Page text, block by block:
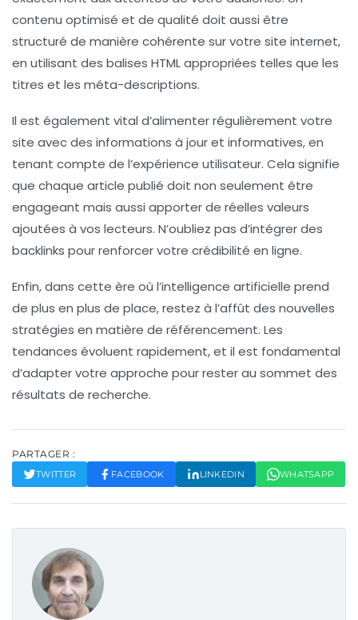
contenu optimisé et de qualité doit aussi être
structuré de manière cohérente sur votre site internet,
en utilisant des balises HTML appropriées telles que les
titres et les méta-descriptions.
Il est également vital d’alimenter régulièrement votre
site avec des informations à jouret informatives, en
tenant compte de l’expérience utilisateur. Cela signifie
que chaque article publié doit non seulement être
engageant mais aussi apporter de réelles valeurs
ajoutées à vos lecteurs. N’oubliez pas d’intégrer des
backlinks pour renforcer votre crédibilité en ligne.
Enfin, dans cette ère où l’intelligence artificielle prend
de plus en plus de place, restez à l’affût des nouvelles
stratégies en matière de référencement. Les
tendances évoluent rapidement, et il est fondamental
d’adapter votre approche pour rester au sommet des
résultats de recherche.
PARTAGER :
TWITTER FACEBOOK LINKEDIN WHATSAPP